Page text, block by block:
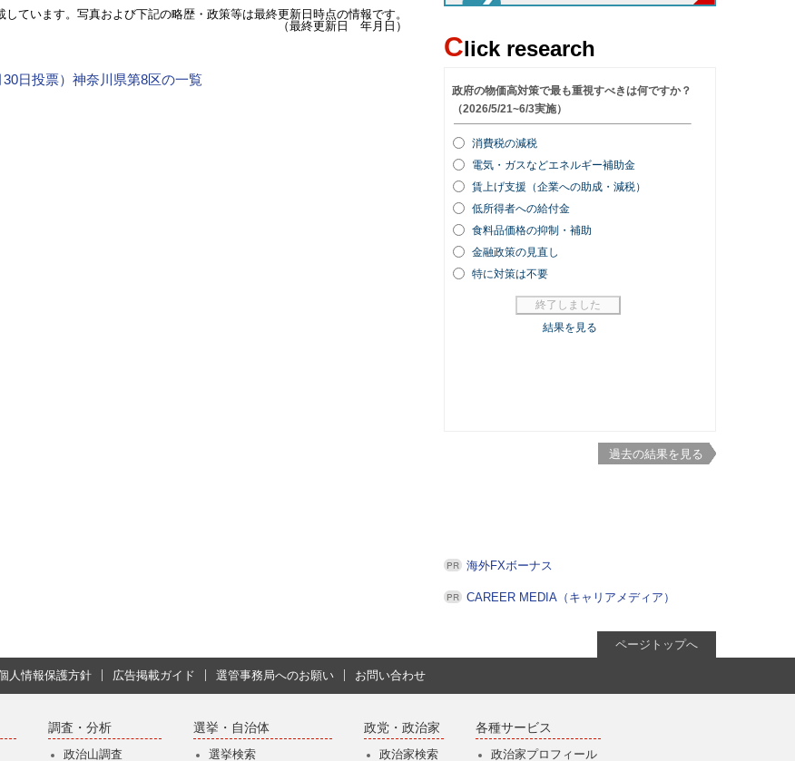
しています。写真および下記の略歴・政策等は最終更新日時点の情報です。
（最終更新日 年月日）
日投票）神奈川県第8区の一覧
Click research
過去の結果を見る
海外FXボーナス
CAREER MEDIA（キャリアメディア）
ページトップへ
人情報保護方針 広告掲載ガイド 選管事務局へのお願い お問い合わせ
調査・分析
政治山調査
選挙・自治体
選挙検索
政党・政治家
政治家検索
各種サービス
政治家プロフィール